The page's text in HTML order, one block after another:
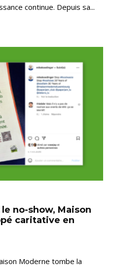
continue. Depuis sa...
no-show, Maison
caritative en
Moderne tombe la